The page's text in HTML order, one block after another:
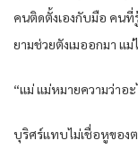
คนติดตั้งเองกับมือ คนที่
ยามช่วยตังเมออกมา แม่
“แม่ แม่หมายความว่าอ
บุริศร์แทบไม่เชื่อหูของต